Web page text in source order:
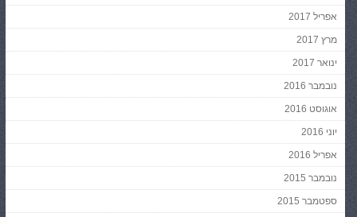
אפריל 2017
מרץ 2017
ינואר 2017
נובמבר 2016
אוגוסט 2016
יוני 2016
אפריל 2016
נובמבר 2015
ספטמבר 2015